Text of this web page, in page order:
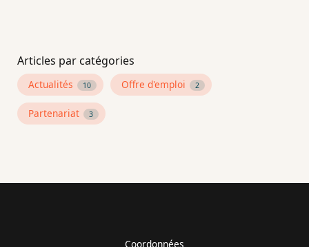
Articles par catégories
Actualités 10 Offre d'emploi 2
Partenariat 3
Coordonnées